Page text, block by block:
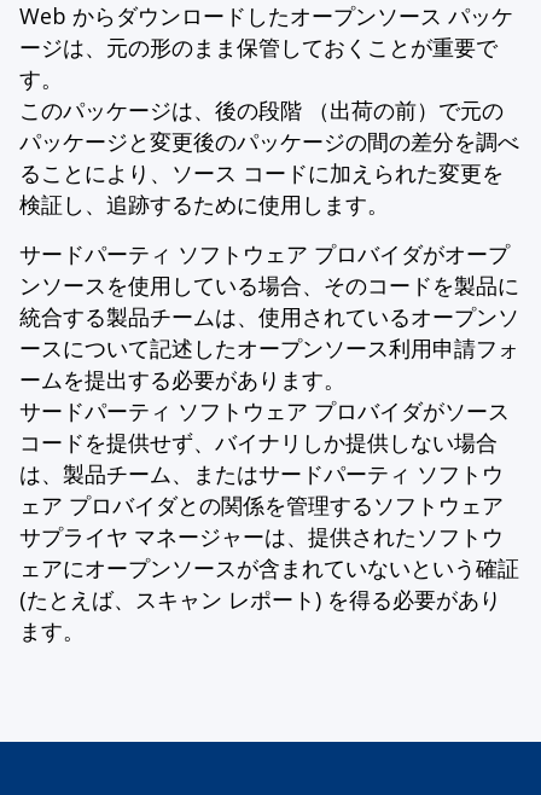
Web からダウンロードしたオープンソース パッケ
ージは、元の形のまま保管しておくことが重要で
す。
このパッケージは、後の段階 （出荷の前）で元の
パッケージと変更後のパッケージの間の差分を調べ
ることにより、ソース コードに加えられた変更を
検証し、追跡するために使用します。
サードパーティ ソフトウェア プロバイダがオープ
ンソースを使用している場合、そのコードを製品に
統合する製品チームは、使用されているオープンソ
ースについて記述したオープンソース利用申請フォ
ームを提出する必要があります。
サードパーティ ソフトウェア プロバイダがソース
コードを提供せず、バイナリしか提供しない場合
は、製品チーム、またはサードパーティ ソフトウ
ェア プロバイダとの関係を管理するソフトウェア
サプライヤ マネージャーは、提供されたソフトウ
ェアにオープンソースが含まれていないという確証
(たとえば、スキャン レポート) を得る必要があり
ます。